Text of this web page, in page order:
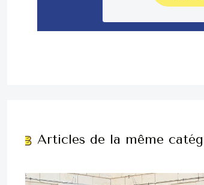
Articles de la même